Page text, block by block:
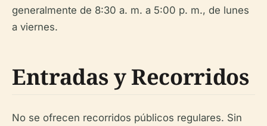
generalmente de 8:30 a. m. a 5:00 p. m., de lunes
a viernes.
Entradas y Recorridos
No se ofrecen recorridos públicos regulares. Sin